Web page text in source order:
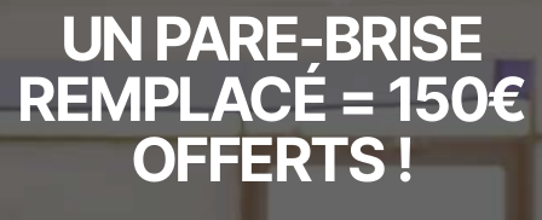
UN PARE-BRISE
REMPLACÉ = 150€
OFFERTS !